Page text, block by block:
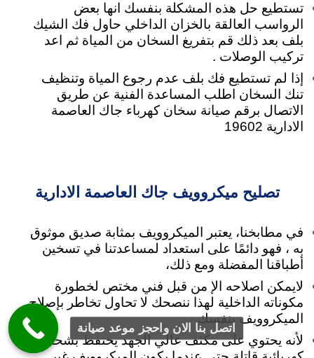
تستطيع حل هذه المشكلة بنفسك انها بعض
الرواسب العالقة بالخزان الداخلي حاول فك الشيك
بلف بعد ذلك قم بتفريغ السخان من المياة ثم اعد
تركيب الوصلات .
إذا لم تستطيع فك بلف عدم رجوع المياة وتنظيف
تنك السخان اطلب المساعدة الفنية عن طريق
الاتصال برقم صيانة سخان كهرباء جاك العاصمة
الادارية 19602
تصليح ميكروويف جاك العاصمة الادارية
في مطابخنا، يعتبر الميكروويف بمثابة صديق موثوق
به ، فهو دائمًا على استعداد لمساعدتنا في تسخين
أطباقنا المفضلة ومع ذلك،
لايمكن اصلاحه الإ من قبل فني مختص لخطورة
مكوناته الداخلية لهذا ننصحك لا تحاول تخاطر بإصلاح
الميكروويف بنفسك
لأنه يحتوي على مكثف عالي الجهد يحتفظ بشحنة
اتصل بنا الان واحجز موعد صيانة